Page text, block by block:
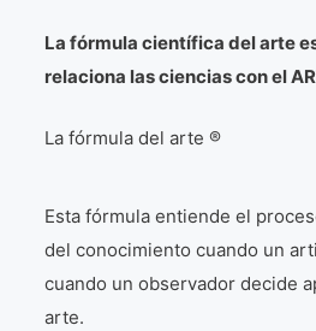
La Formule de l’art París 2020
L’art Colombien à Paris 2019
L’art Latino-américain à Paris
«Sincronías con sentido»
«Huellas trashumantes» New
La fórmula científica del arte
relaciona las ciencias con el
La fórmula del arte ®
Esta fórmula entiende el
del conocimiento cuando un
cuando un observador decide
arte.